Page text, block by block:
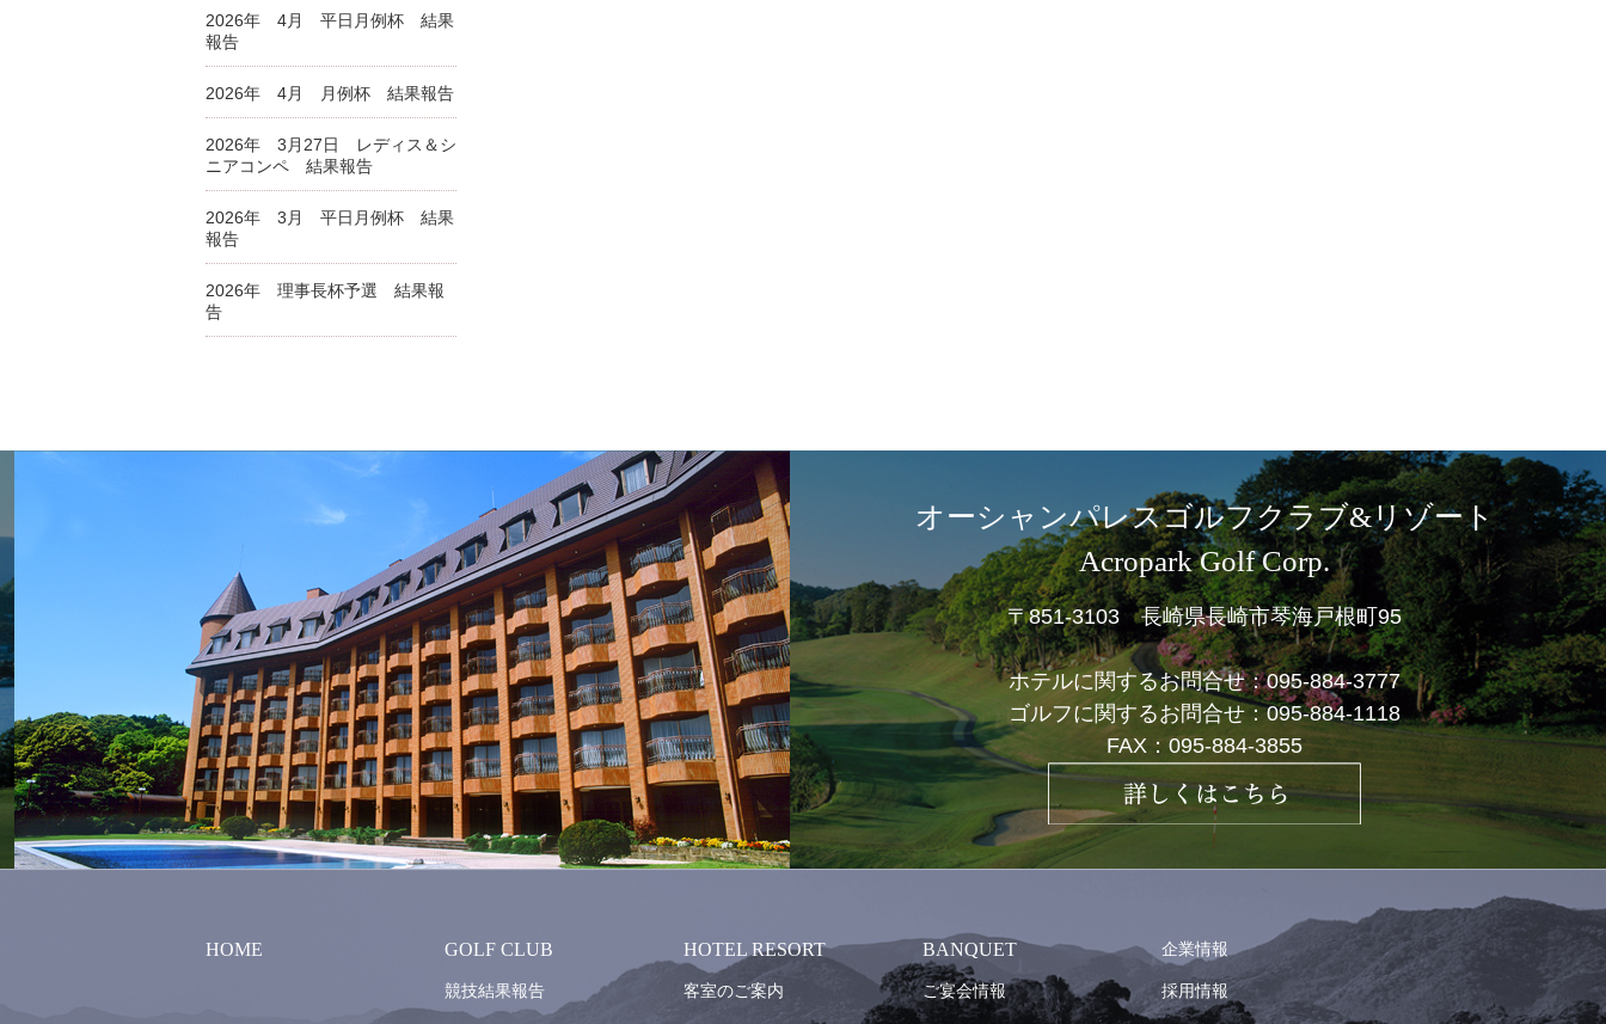
2026年 4月 平日月例杯 結果
報告
2026年 4月 月例杯 結果報告
2026年 3月27日 レディス＆シ
ニアコンペ 結果報告
2026年 3月 平日月例杯 結果
報告
2026年 理事長杯予選 結果報
告
オーシャンパレスゴルフクラブ&リゾート
Acropark Golf Corp.
〒851-3103 長崎県長崎市琴海戸根町95
ホテルに関するお問合せ：095-884-3777
ゴルフに関するお問合せ：095-884-1118
FAX：095-884-3855
HOME GOLF CLUB
競技結果報告
HOTEL RESORT
客室のご案内
BANQUET
ご宴会情報
企業情報
採用情報